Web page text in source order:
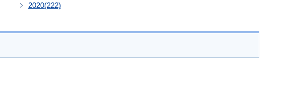
2020(222)